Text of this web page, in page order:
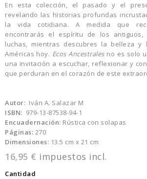
En esta colección, el pasado y el
revelando las historias profundas
la vida cotidiana. A medida que
encontrarás el espíritu de los
luchas, mientras descubres la belleza y
Américas hoy. Ecos Ancestralesno es solo
una invitación a escuchar, reflexionar y
que perduran en el corazón de este
Autor: Iván A. Salazar M
ISBN: 979-13-87538-94-1
Encuadernación: Rústica con solapas
Páginas: 270
Dimensiones: 13.5 cm x 21 cm
16,95 € impuestos incl.
Cantidad